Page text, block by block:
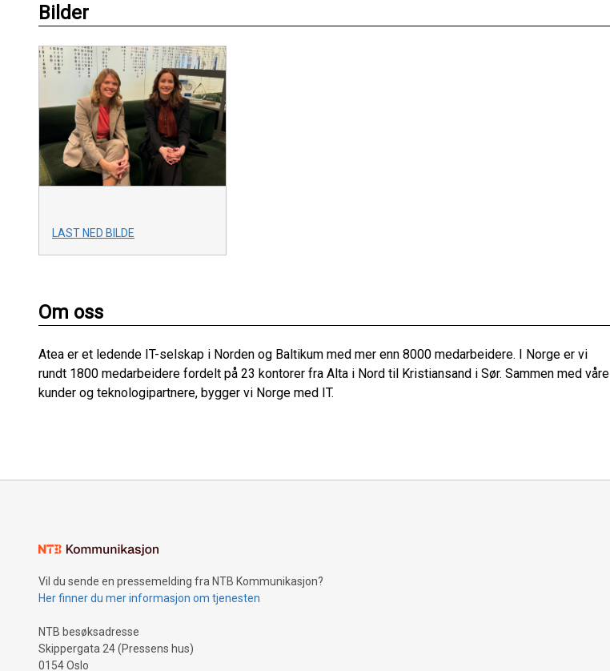
Bilder
LAST NED BILDE
Om oss
Atea er et ledende IT-selskap i Norden og Baltikum med mer enn 8000 medarbeidere. I Norge er vi
rundt 1800 medarbeidere fordelt på 23 kontorer fra Alta i Nord til Kristiansand i Sør. Sammen med våre
kunder og teknologipartnere, bygger vi Norge med IT.
Vil du sende en pressemelding fra NTB Kommunikasjon?
Her finner du mer informasjon om tjenesten
NTB besøksadresse
Skippergata 24 (Pressens hus)
0154 Oslo